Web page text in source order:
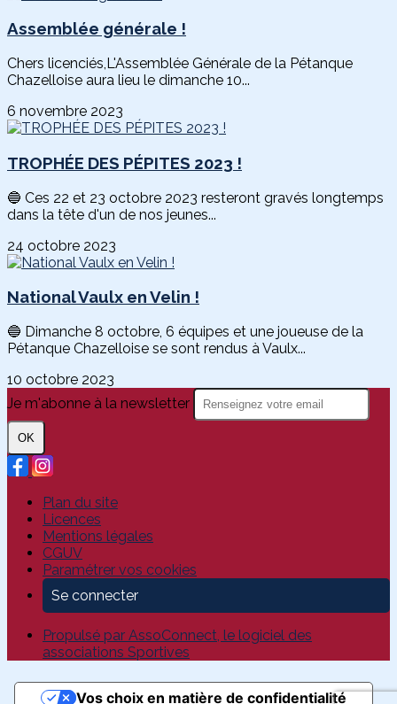
Assemblée générale !
Chers licenciés,L'Assemblée Générale de la Pétanque
Chazelloise aura lieu le dimanche 10...
6 novembre 2023
TROPHÉE DES PÉPITES 2023 !
🔵 Ces 22 et 23 octobre 2023 resteront gravés longtemps
dans la tête d'un de nos jeunes...
24 octobre 2023
National Vaulx en Velin !
🔵 Dimanche 8 octobre, 6 équipes et une joueuse de la
Pétanque Chazelloise se sont rendus à Vaulx...
10 octobre 2023
Je m'abonne à la newsletter
OK
Plan du site
Licences
Mentions légales
CGUV
Paramétrer vos cookies
Se connecter
Propulsé par AssoConnect, le logiciel des
associations Sportives
Vos choix en matière de confidentialité